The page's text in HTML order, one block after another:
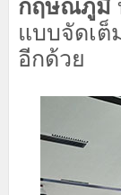
กฤษณภูมิ
แบบจัดเต็
อีกด้วย